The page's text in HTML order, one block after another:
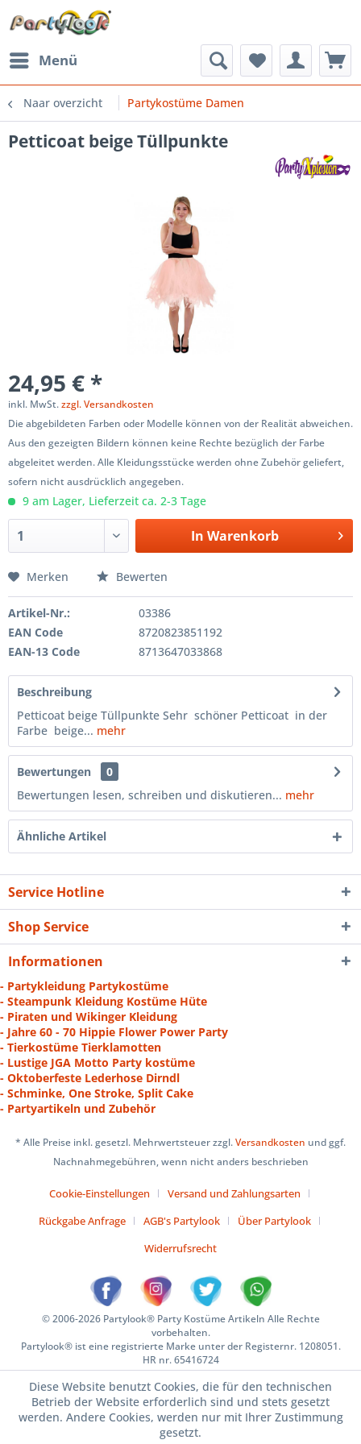
Menü
Naar overzicht Partykostüme Damen
Petticoat beige Tüllpunkte
24,95 € *
inkl. MwSt.zzgl. Versandkosten
Die abgebildeten Farben oder Modelle können von der Realität abweichen.
Aus den gezeigten Bildern können keine Rechte bezüglich der Farbe
abgeleitet werden. Alle Kleidungsstücke werden ohne Zubehör geliefert,
sofern nicht ausdrücklich angegeben.
9 am Lager, Lieferzeit ca. 2-3 Tage
In Warenkorb
Merken Bewerten
Artikel-Nr.:
03386
EAN Code
8720823851192
EAN-13 Code
8713647033868
Beschreibung
Petticoat beige Tüllpunkte Sehr schöner Petticoat in der
Farbe beige... mehr
Bewertungen
0
Bewertungen lesen, schreiben und diskutieren... mehr
Ähnliche Artikel
Service Hotline
Shop Service
Informationen
- Partykleidung Partykostüme
- Steampunk Kleidung Kostüme Hüte
- Piraten und Wikinger Kleidung
- Jahre 60 - 70 Hippie Flower Power Party
- Tierkostüme Tierklamotten
- Lustige JGA Motto Party kostüme
- Oktoberfeste Lederhose Dirndl
- Schminke, One Stroke, Split Cake
- Partyartikeln und Zubehör
* Alle Preise inkl. gesetzl. Mehrwertsteuer zzgl.Versandkosten und ggf.
Nachnahmegebühren, wenn nicht anders beschrieben
Cookie-Einstellungen
Versand und Zahlungsarten
Rückgabe Anfrage
AGB's Partylook
Über Partylook
Widerrufsrecht
© 2006-2026 Partylook® Party Kostüme Artikeln Alle Rechte
vorbehalten.
Partylook® ist eine registrierte Marke unter der Registernr. 1208051.
HR nr. 65416724
Diese Website benutzt Cookies, die für den technischen
Betrieb der Website erforderlich sind und stets gesetzt
werden. Andere Cookies, werden nur mit Ihrer Zustimmung
gesetzt.